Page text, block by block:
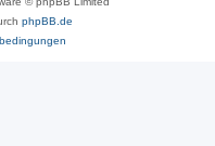
phpBB.de